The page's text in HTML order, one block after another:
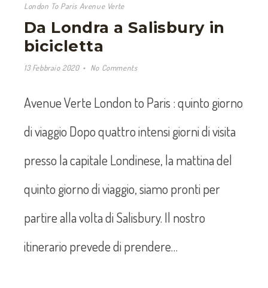
London To Paris Avenue Verte
Da Londra a Salisbury in
bicicletta
13 Febbraio 2020 No Comments
Avenue Verte London to Paris : quinto giorno
di viaggio Dopo quattro intensi giorni di visita
presso la capitale Londinese, la mattina del
quinto giorno di viaggio, siamo pronti per
partire alla volta di Salisbury. Il nostro
itinerario prevede di prendere…